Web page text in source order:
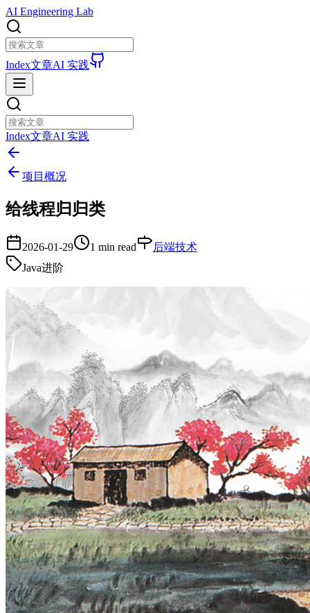
AI Engineering Lab
Index文章AI 实践
Index文章AI 实践
项目概况
给线程归归类
2026-01-29 1 min read
后端技术
Java进阶